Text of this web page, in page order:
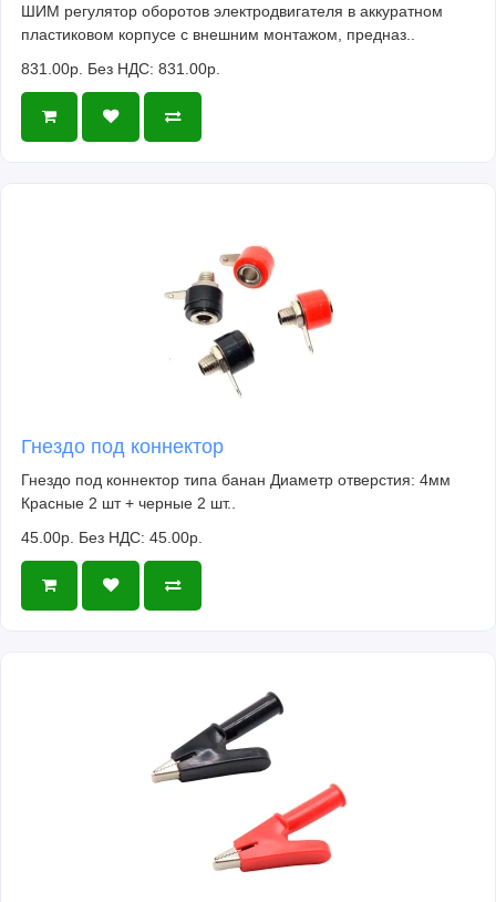
ШИМ регулятор оборотов электродвигателя в аккуратном
пластиковом корпусе с внешним монтажом, предназ..
831.00р. Без НДС: 831.00р.
Гнездо под коннектор
Гнездо под коннектор типа банан Диаметр отверстия: 4мм
Красные 2 шт + черные 2 шт..
45.00р. Без НДС: 45.00р.